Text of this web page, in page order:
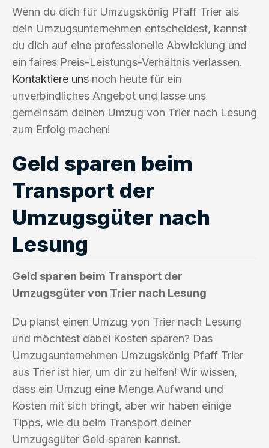
Wenn du dich für Umzugskönig Pfaff Trier als
dein Umzugsunternehmen entscheidest, kannst
du dich auf eine professionelle Abwicklung und
ein faires Preis-Leistungs-Verhältnis verlassen.
Kontaktiere uns noch heute für ein
unverbindliches Angebot und lasse uns
gemeinsam deinen Umzug von Trier nach Lesung
zum Erfolg machen!
Geld sparen beim
Transport der
Umzugsgüter nach
Lesung
Geld sparen beim Transport der
Umzugsgüter von Trier nach Lesung
Du planst einen Umzug von Trier nach Lesung
und möchtest dabei Kosten sparen? Das
Umzugsunternehmen Umzugskönig Pfaff Trier
aus Trier ist hier, um dir zu helfen! Wir wissen,
dass ein Umzug eine Menge Aufwand und
Kosten mit sich bringt, aber wir haben einige
Tipps, wie du beim Transport deiner
Umzugsgüter Geld sparen kannst.